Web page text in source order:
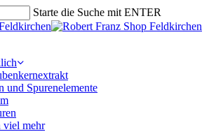
Starte die Suche mit ENTER
und Spurenelemente
viel mehr